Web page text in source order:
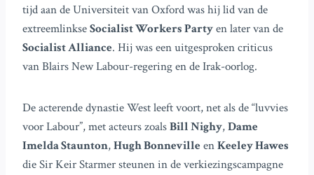
tijd aan de Universiteit van Oxford was hij lid van de
extreemlinkseSocialist Workers Partyen later van de
Socialist Alliance. Hij was een uitgesproken criticus
van Blairs New Labour-regering en de Irak-oorlog.
De acterende dynastie West leeft voort, net als de “luvvies
voor Labour”, met acteurs zoalsBill Nighy,Dame
Imelda Staunton,Hugh Bonneville enKeeley Hawes
die Sir Keir Starmer steunen in de verkiezingscampagne